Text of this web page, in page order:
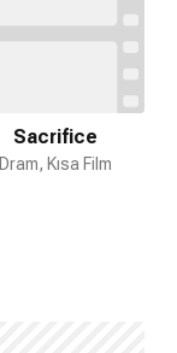
Sacrifice
Dram, Kısa Film